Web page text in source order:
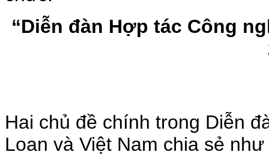
“Diễn đàn Hợp tác Công
Hai chủ đề chính trong Diễn
Loan và Việt Nam chia sẻ